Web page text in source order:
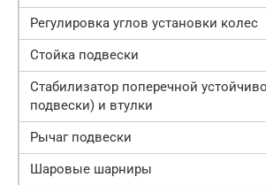
Регулировка углов установки колес
Стойка подвески
Стабилизатор поперечной
подвески) и втулки
Рычаг подвески
Шаровые шарниры